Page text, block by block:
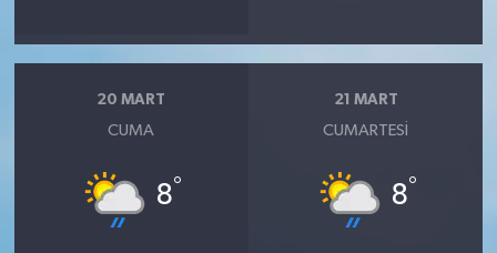
20 MART
CUMA
8°
21 MART
CUMARTESI
8°